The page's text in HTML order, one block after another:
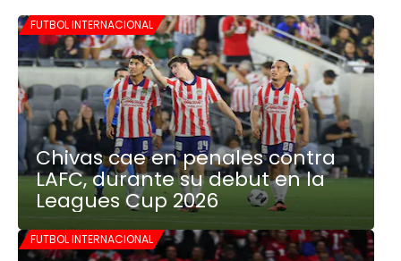
FUTBOL INTERNACIONAL
Chivas cae en penales contra
LAFC, durante su debut en la
Leagues Cup 2026
FUTBOL INTERNACIONAL